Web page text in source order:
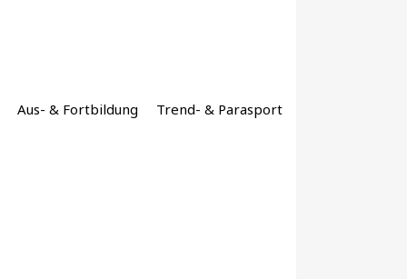
Aus- & Fortbildung Trend- & Parasport